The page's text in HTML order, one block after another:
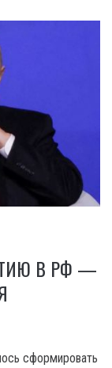
В РФ —
сформировать